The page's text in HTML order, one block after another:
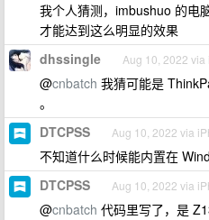
我个人猜测，imbushuo 的电
才能达到这么明显的效果
dhssingle Aug 10, 2022 via
@cnbatch 我猜可能是
。
DTCPSS Aug 10, 2022 via
不知道什么时候能内置在
DTCPSS Aug 10, 2022 via
@cnbatch 代码里写了，是